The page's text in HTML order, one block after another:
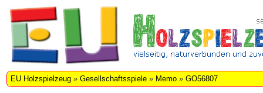
EU Holzspielzeug » Gesellschaftsspiele » Memo » GO56807